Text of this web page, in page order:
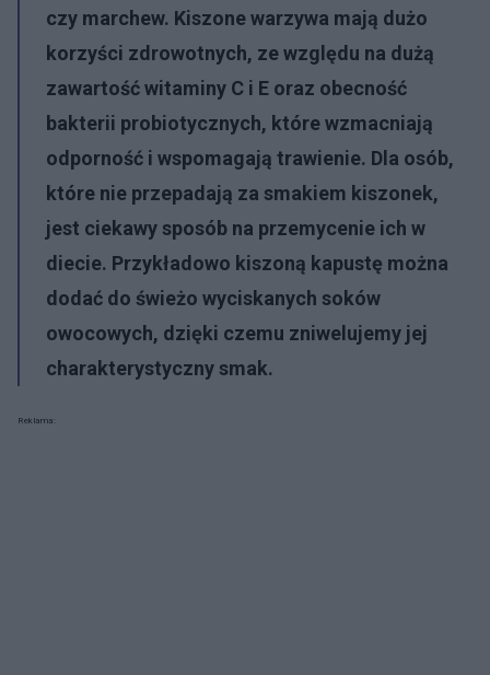
czy marchew. Kiszone warzywa mają dużo
korzyści zdrowotnych, ze względu na dużą
zawartość witaminy C i E oraz obecność
bakterii probiotycznych, które wzmacniają
odporność i wspomagają trawienie. Dla osób,
które nie przepadają za smakiem kiszonek,
jest ciekawy sposób na przemycenie ich w
diecie. Przykładowo kiszoną kapustę można
dodać do świeżo wyciskanych soków
owocowych, dzięki czemu zniwelujemy jej
charakterystyczny smak.
Reklama: